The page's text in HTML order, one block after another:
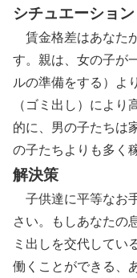
シチュエーション
賃金格差はあなた
す。親は、女の子が
ルの準備をする）よ
（ゴミ出し）によ
的に、男の子たちは
の子たちよりも多く
解決策
子供達に平等なお
さい。もしあなたの
ミ出しを交代してい
働くことができる、